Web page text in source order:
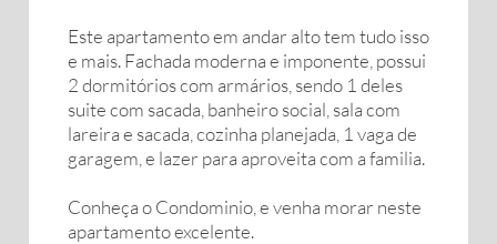
Este apartamento em andar alto tem tudo isso
e mais. Fachada moderna e imponente, possui
2 dormitórios com armários, sendo 1 deles
suite com sacada, banheiro social, sala com
lareira e sacada, cozinha planejada, 1 vaga de
garagem, e lazer para aproveita com a familia.
Conheça o Condominio, e venha morar neste
apartamento excelente.